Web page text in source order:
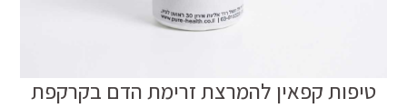
טיפות קפאין להמרצת זרימת הדם בקרקפת